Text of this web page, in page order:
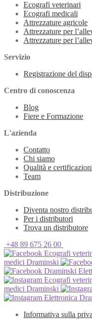
Ecografi veterinari
Ecografi medicali
Attrezzature agricole
Attrezzature per
Attrezzature per
Servizio
Registrazione del
Centro di conoscenza
Blog
Fiere e Formazione
L'azienda
Contatto
Chi siamo
Qualità e certificazioni
Team
Distribuzione
Diventa nostro
Per i distributori
Trova un distributore
+48 89 675 26 00
Ecografi
medici Draminski
Draminski
Ecografi
medici Draminski
Elettronica
Informativa sulla